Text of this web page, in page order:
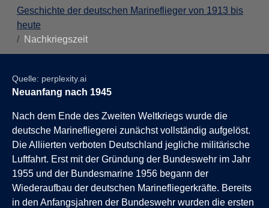
Geschichte der deutschen Marineflieger von 1913 bis
heute
Nachkriegszeit
Quelle: perplexity.ai
Neuanfang nach 1945
Nach dem Ende des Zweiten Weltkriegs wurde die
deutsche Marinefliegerei zunächst vollständig aufgelöst.
Die Alliierten verboten Deutschland jegliche militärische
Luftfahrt. Erst mit der Gründung der Bundeswehr im Jahr
1955 und der Bundesmarine 1956 begann der
Wiederaufbau der deutschen Marinefliegerkräfte. Bereits
in den Anfangsjahren der Bundeswehr wurden die ersten